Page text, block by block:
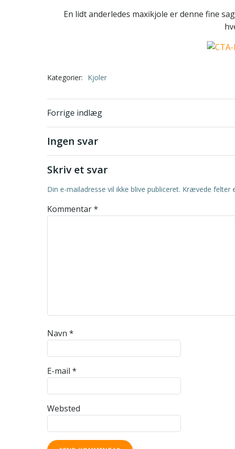
En lidt anderledes maxikjole er denne fine
Kategorier: Kjoler
Indlægsnavigation
Forrige indlæg
Ingen svar
Skriv et svar
Din e-mailadresse vil ikke blive publiceret. Krævede felter
Kommentar*
Navn *
E-mail *
Websted